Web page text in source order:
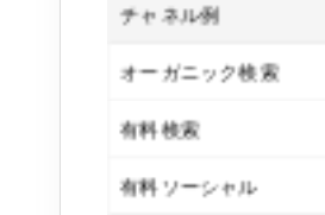
チャネル例
オーガニック検索
有料検索
有料ソーシャル